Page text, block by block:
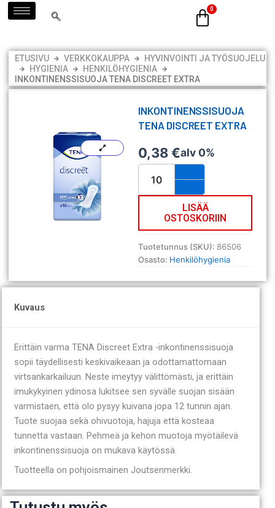
Siirry
sisältöön
ETUSIVU VERKKOKAUPPA
HYVINVOINTI JA TYÖSUOJELU
HYGIENIA
HENKILÖHYGIENIA
INKONTINENSSISUOJA TENA DISCREET EXTRA
INKONTINENSSISUOJA
TENA DISCREET EXTRA
0,38€alv 0%
Inkontinenssisuoja
TENA
Discreet
LISÄÄ
OSTOSKORIIN
Tuotetunnus (SKU): 86506
Osasto: Henkilöhygienia
Kuvaus
Erittäin varma TENA Discreet Extra -inkontinenssisuoja
sopii täydellisesti keskivaikeaan ja odottamattomaan
virtsankarkailuun. Neste imeytyy välittömästi, ja erittäin
imukykyinen ydinosa lukitsee sen syvälle suojan sisään
varmistaen, että olo pysyy kuivana jopa 12 tunnin ajan.
Tuote suojaa sekä ohivuotoja, hajuja että kosteaa
tunnetta vastaan. Pehmeä ja kehon muotoja myötäilevä
inkontinenssisuoja on mukava käytössä.
Tuotteella on pohjoismainen Joutsenmerkki.